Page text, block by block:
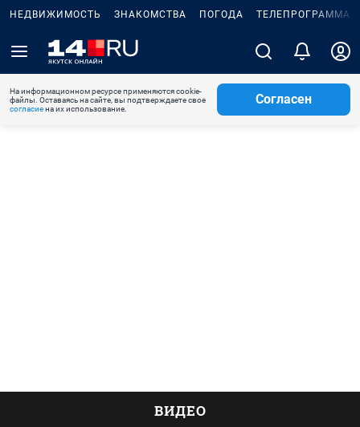
НЕДВИЖИМОСТЬ ЗНАКОМСТВА ПОГОДА ТЕЛЕПРОГРАММА
На информационном ресурсе применяются cookie-
файлы. Оставаясь на сайте, вы подтверждаете свое
согласиена их использование.
Согласен
ВИДЕО